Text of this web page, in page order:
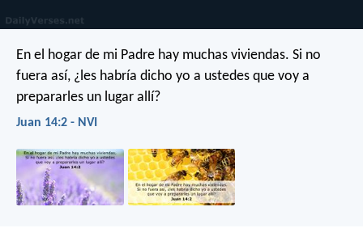
En el hogar de mi Padre hay muchas viviendas. Si no
fuera así, ¿les habría dicho yo a ustedes que voy a
prepararles un lugar allí?
Juan 14:2 - NVI